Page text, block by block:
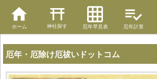
ホーム 神社探す 厄年早見表 厄年計算
厄年・厄除け厄祓いドットコム